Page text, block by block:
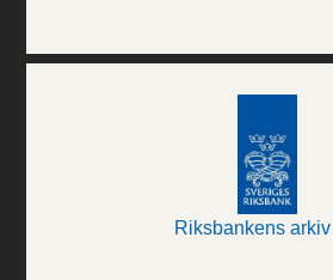
Riksbankens arkiv